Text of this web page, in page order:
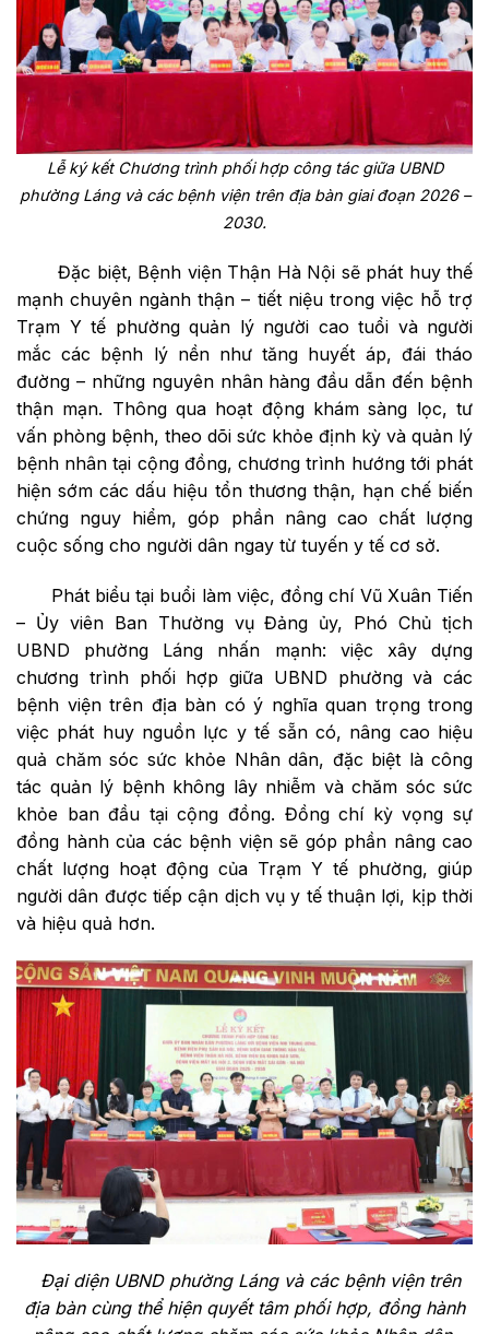
Lễ ký kết Chương trình phối hợp công tác giữa UBND
phường Láng và các bệnh viện trên địa bàn giai đoạn 2026 –
2030.
Đặc biệt, Bệnh viện Thận Hà Nội sẽ phát huy thế
mạnh chuyên ngành thận – tiết niệu trong việc hỗ trợ
Trạm Y tế phường quản lý người cao tuổi và người
mắc các bệnh lý nền như tăng huyết áp, đái tháo
đường – những nguyên nhân hàng đầu dẫn đến bệnh
thận mạn. Thông qua hoạt động khám sàng lọc, tư
vấn phòng bệnh, theo dõi sức khỏe định kỳ và quản lý
bệnh nhân tại cộng đồng, chương trình hướng tới phát
hiện sớm các dấu hiệu tổn thương thận, hạn chế biến
chứng nguy hiểm, góp phần nâng cao chất lượng
cuộc sống cho người dân ngay từ tuyến y tế cơ sở.
Phát biểu tại buổi làm việc, đồng chí Vũ Xuân Tiến
– Ủy viên Ban Thường vụ Đảng ủy, Phó Chủ tịch
UBND phường Láng nhấn mạnh: việc xây dựng
chương trình phối hợp giữa UBND phường và các
bệnh viện trên địa bàn có ý nghĩa quan trọng trong
việc phát huy nguồn lực y tế sẵn có, nâng cao hiệu
quả chăm sóc sức khỏe Nhân dân, đặc biệt là công
tác quản lý bệnh không lây nhiễm và chăm sóc sức
khỏe ban đầu tại cộng đồng. Đồng chí kỳ vọng sự
đồng hành của các bệnh viện sẽ góp phần nâng cao
chất lượng hoạt động của Trạm Y tế phường, giúp
người dân được tiếp cận dịch vụ y tế thuận lợi, kịp thời
và hiệu quả hơn.
Đại diện UBND phường Láng và các bệnh viện trên
địa bàn cùng thể hiện quyết tâm phối hợp, đồng hành